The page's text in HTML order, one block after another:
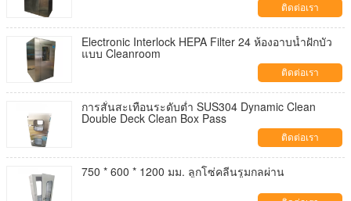
ติดต่อเรา
Electronic Interlock HEPA Filter 24 ห้องอาบน้ำฝักบัว
แบบ Cleanroom
ติดต่อเรา
การสั่นสะเทือนระดับต่ำ SUS304 Dynamic Clean
Double Deck Clean Box Pass
ติดต่อเรา
750 * 600 * 1200 มม. ลูกโซ่คลีนรูมกลผ่าน